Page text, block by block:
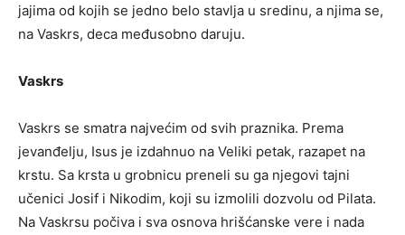
jajima od kojih se jedno belo stavlja u sredinu, a njima se,
na Vaskrs, deca međusobno daruju.
Vaskrs
Vaskrs se smatra najvećim od svih praznika. Prema
jevanđelju, Isus je izdahnuo na Veliki petak, razapet na
krstu. Sa krsta u grobnicu preneli su ga njegovi tajni
učenici Josif i Nikodim, koji su izmolili dozvolu od Pilata.
Na Vaskrsu počiva i sva osnova hrišćanske vere i nada